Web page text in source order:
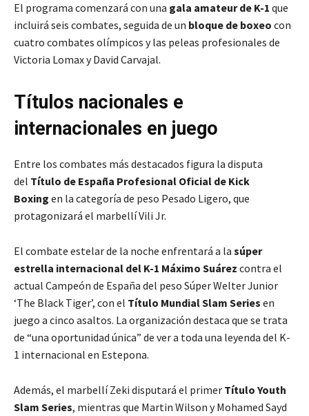
El programa comenzará con una gala amateur de K-1 que
incluirá seis combates, seguida de un bloque de boxeo con
cuatro combates olímpicos y las peleas profesionales de
Victoria Lomax y David Carvajal.
Títulos nacionales e
internacionales en juego
Entre los combates más destacados figura la disputa
del Título de España Profesional Oficial de Kick
Boxing en la categoría de peso Pesado Ligero, que
protagonizará el marbellí Vili Jr.
El combate estelar de la noche enfrentará a la súper
estrella internacional del K-1 Máximo Suárez contra el
actual Campeón de España del peso Súper Welter Junior
‘The Black Tiger’, con el Título Mundial Slam Series en
juego a cinco asaltos. La organización destaca que se trata
de “una oportunidad única” de ver a toda una leyenda del K-
1 internacional en Estepona.
Además, el marbellí Zeki disputará el primer Título Youth
Slam Series, mientras que Martin Wilson y Mohamed Sayd